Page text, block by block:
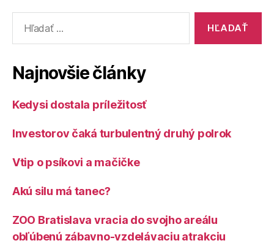
Najnovšie články
Kedysi dostala príležitosť
Investorov čaká turbulentný druhý polrok
Vtip o psíkovi a mačičke
Akú silu má tanec?
ZOO Bratislava vracia do svojho areálu
obľúbenú zábavno-vzdelávaciu atrakciu